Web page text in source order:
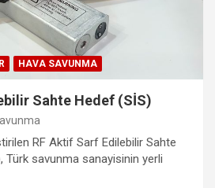
HAVA SAVUNMA
Sahte Hedef (SİS)
RF Aktif Sarf Edilebilir Sahte
savunma sanayisinin yerli